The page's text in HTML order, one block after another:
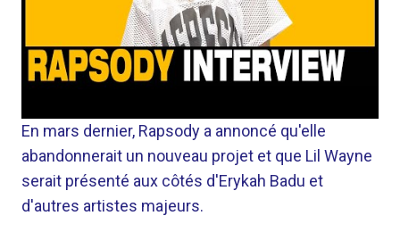
En mars dernier, Rapsody a annoncé qu'elle
abandonnerait un nouveau projet et que Lil Wayne
serait présenté aux côtés d'Erykah Badu et
d'autres artistes majeurs.